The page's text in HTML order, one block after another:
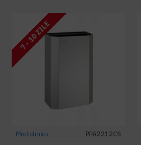
7 - 10 ZILE
Mediclinics PPA2212CS